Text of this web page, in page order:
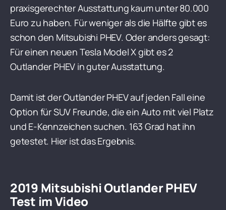
praxisgerechter Ausstattung kaum unter 80.000
Euro zu haben. Für weniger als die Hälfte gibt es
schon den Mitsubishi PHEV. Oder anders gesagt:
Für einen neuen Tesla Model X gibt es 2
Outlander PHEV in guter Ausstattung.
Damit ist der Outlander PHEV auf jeden Fall eine
Option für SUV Freunde, die ein Auto mit viel Platz
und E-Kennzeichen suchen. 163 Grad hat ihn
getestet. Hier ist das Ergebnis.
2019 Mitsubishi Outlander PHEV
Test im Video